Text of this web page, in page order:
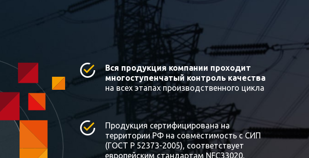
Вся продукция компании проходит
многоступенчатый контроль качества
на всех этапах производственного цикла
Продукция сертифицирована на
территории РФ на совместимость с СИП
(ГОСТ Р 52373-2005), соответствует
европейским стандартам NFC33020,